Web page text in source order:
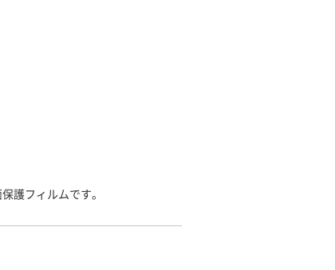
護フィルムです。